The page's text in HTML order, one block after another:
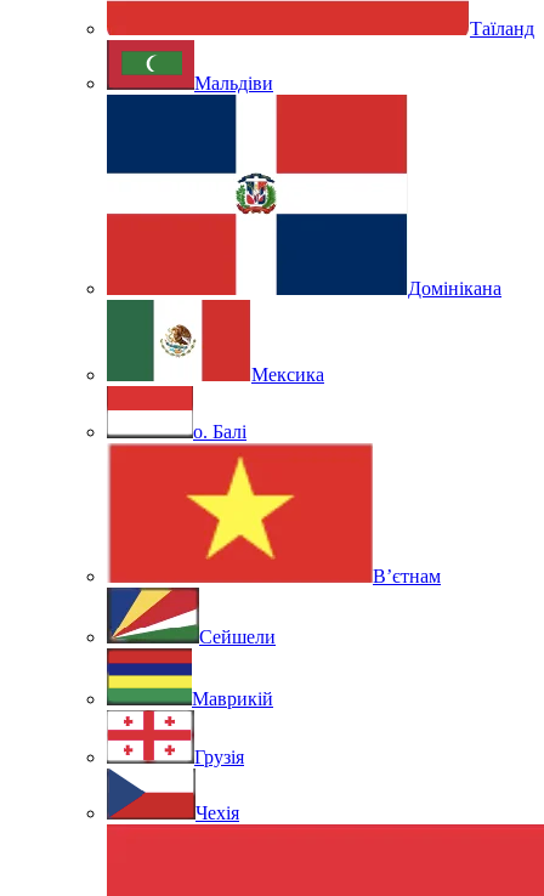
Таїланд
Мальдіви
Домінікана
Мексика
о. Балі
В’єтнам
Сейшели
Маврикій
Грузія
Чехія